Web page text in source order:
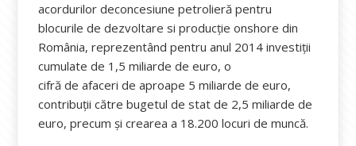
acordurilor deconcesiune petrolieră pentru
blocurile de dezvoltare si producție onshore din
România, reprezentând pentru anul 2014 investiții
cumulate de 1,5 miliarde de euro, o
cifră de afaceri de aproape 5 miliarde de euro,
contribuții către bugetul de stat de 2,5 miliarde de
euro, precum și crearea a 18.200 locuri de muncă.